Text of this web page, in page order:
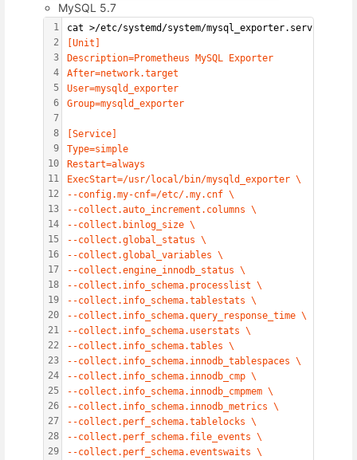
MySQL 5.7
1
2
3
4
5
6
7
8
9
10
11
12
13
14
15
16
17
18
19
20
21
22
23
24
25
26
27
28
29
cat >/etc/systemd/system/mysql_exporter.service
[Unit]
Description=Prometheus MySQL Exporter
After=network.target
User=mysqld_exporter
Group=mysqld_exporter
[Service]
Type=simple
Restart=always
ExecStart=/usr/local/bin/mysqld_exporter \
--config.my-cnf=/etc/.my.cnf \
--collect.auto_increment.columns \
--collect.binlog_size \
--collect.global_status \
--collect.global_variables \
--collect.engine_innodb_status \
--collect.info_schema.processlist \
--collect.info_schema.tablestats \
--collect.info_schema.query_response_time \
--collect.info_schema.userstats \
--collect.info_schema.tables \
--collect.info_schema.innodb_tablespaces \
--collect.info_schema.innodb_cmp \
--collect.info_schema.innodb_cmpmem \
--collect.info_schema.innodb_metrics \
--collect.perf_schema.tablelocks \
--collect.perf_schema.file_events \
--collect.perf_schema.eventswaits \